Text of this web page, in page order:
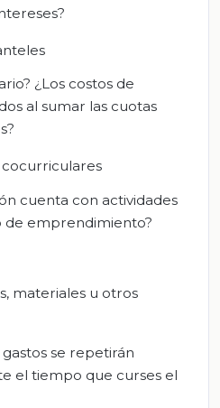
¿Los costos de
al sumar las cuotas
cocurriculares
cuenta con actividades
de emprendimiento?
materiales u otros
se repetirán
el tiempo que curses el